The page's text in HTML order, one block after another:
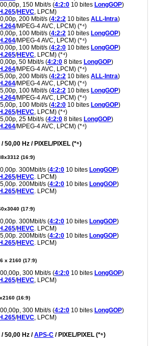
150 Mbit/s (4:2:0 10 bites LongGOP)
/HEVC , LPCM)
200 Mbit/s (4:2:2 10 bites ALL-Intra)
/MPEG-4 AVC, LPCM) (*⁴)
100 Mbit/s (4:2:2 10 bites LongGOP)
/MPEG-4 AVC, LPCM) (*⁴)
100 Mbit/s (4:2:0 10 bites LongGOP)
/HEVC , LPCM) (*⁴)
50 Mbit/s (4:2:0 8 bites LongGOP)
/MPEG-4 AVC, LPCM) (*⁴)
200 Mbit/s (4:2:2 10 bites ALL-Intra)
/MPEG-4 AVC, LPCM) (*⁴)
100 Mbit/s (4:2:2 10 bites LongGOP)
/MPEG-4 AVC, LPCM) (*⁴)
100 Mbit/s (4:2:0 10 bites LongGOP)
/HEVC , LPCM) (*⁴)
25 Mbit/s (4:2:0 8 bites LongGOP)
/MPEG-4 AVC, LPCM) (*⁴)
/ 50,00 Hz / PIXEL/PIXEL (*⁶)
(16:9)
300Mbit/s (4:2:0 10 bites LongGOP)
/HEVC . LPCM)
200Mbit/s (4:2:0 10 bites LongGOP)
/HEVC . LPCM)
(17:9)
300Mbit/s (4:2:0 10 bites LongGOP)
/HEVC . LPCM)
200Mbit/s (4:2:0 10 bites LongGOP)
/HEVC . LPCM)
x 2160 (17:9)
300 Mbit/s (4:2:0 10 bites LongGOP)
/HEVC , LPCM)
(16:9)
300 Mbit/s (4:2:0 10 bites LongGOP)
/HEVC , LPCM)
/ 50,00 Hz /APS-C / PIXEL/PIXEL (*⁶)